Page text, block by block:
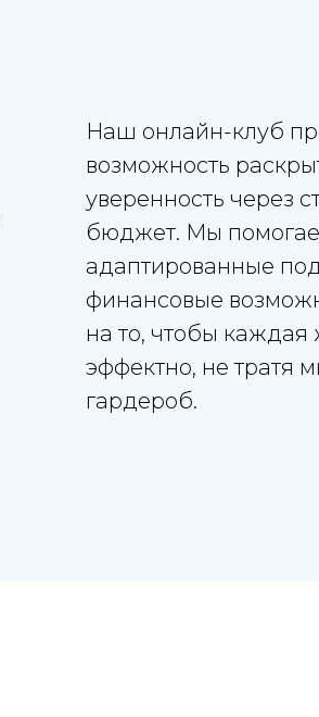
Наш онлайн-клуб
возможность
уверенность через
бюджет. Мы
адаптированные
финансовые
на то, чтобы
эффектно, не тратя
гардероб.